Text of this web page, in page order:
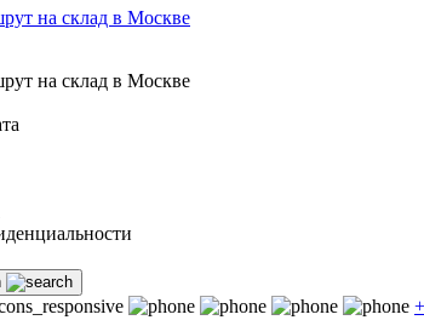
на склад в Москве
на склад в Москве